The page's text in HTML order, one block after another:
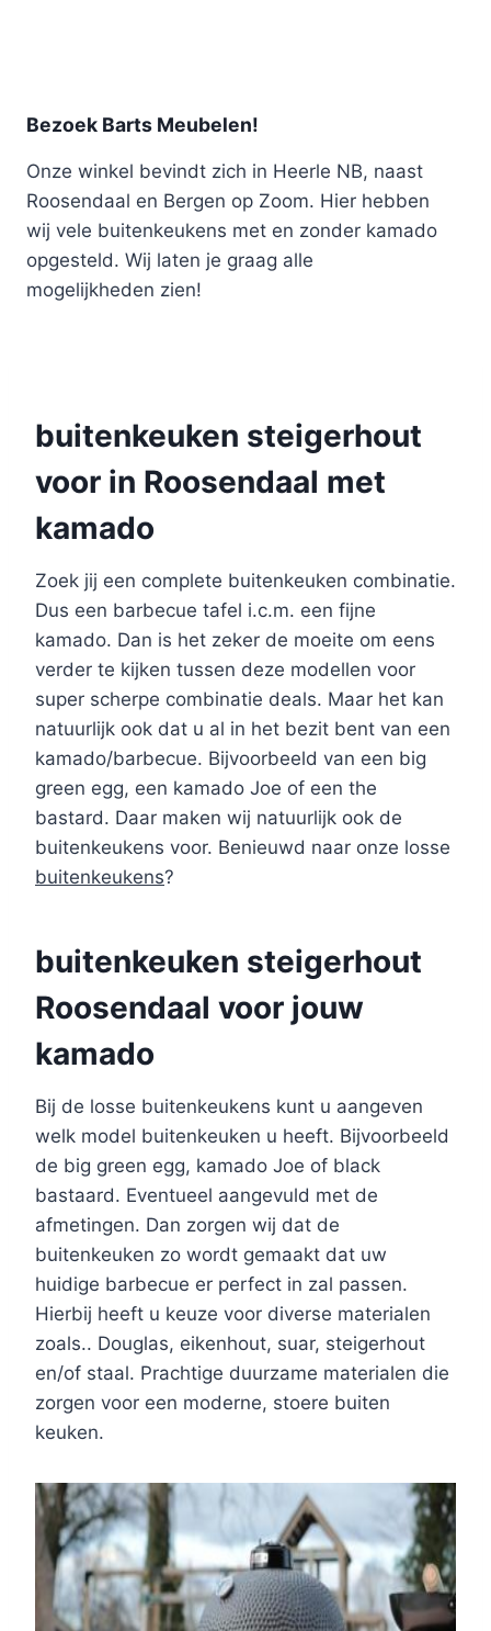
Bezoek Barts Meubelen!
Onze winkel bevindt zich in Heerle NB, naast
Roosendaal en Bergen op Zoom. Hier hebben
wij vele buitenkeukens met en zonder kamado
opgesteld. Wij laten je graag alle
mogelijkheden zien!
buitenkeuken steigerhout
voor in Roosendaal met
kamado
Zoek jij een complete buitenkeuken combinatie.
Dus een barbecue tafel i.c.m. een fijne
kamado. Dan is het zeker de moeite om eens
verder te kijken tussen deze modellen voor
super scherpe combinatie deals. Maar het kan
natuurlijk ook dat u al in het bezit bent van een
kamado/barbecue. Bijvoorbeeld van een big
green egg, een kamado Joe of een the
bastard. Daar maken wij natuurlijk ook de
buitenkeukens voor. Benieuwd naar onze losse
buitenkeukens?
buitenkeuken steigerhout
Roosendaal voor jouw
kamado
Bij de losse buitenkeukens kunt u aangeven
welk model buitenkeuken u heeft. Bijvoorbeeld
de big green egg, kamado Joe of black
bastaard. Eventueel aangevuld met de
afmetingen. Dan zorgen wij dat de
buitenkeuken zo wordt gemaakt dat uw
huidige barbecue er perfect in zal passen.
Hierbij heeft u keuze voor diverse materialen
zoals.. Douglas, eikenhout, suar, steigerhout
en/of staal. Prachtige duurzame materialen die
zorgen voor een moderne, stoere buiten
keuken.